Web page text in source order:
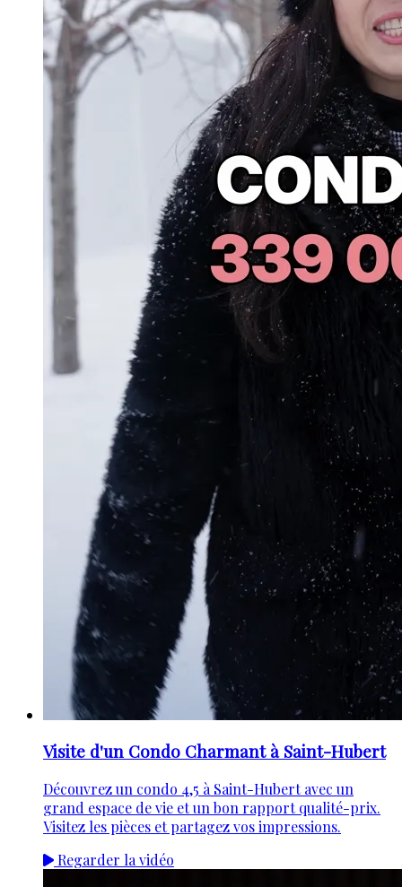
Visite d'un Condo Charmant à Saint-Hubert
Découvrez un condo 4,5 à Saint-Hubert avec un
grand espace de vie et un bon rapport qualité-prix.
Visitez les pièces et partagez vos impressions.
Regarder la vidéo